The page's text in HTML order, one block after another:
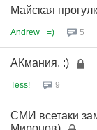
Майская
Andrew_ =) 5
АКмания. :)
Tess! 9
СМИ всетаки